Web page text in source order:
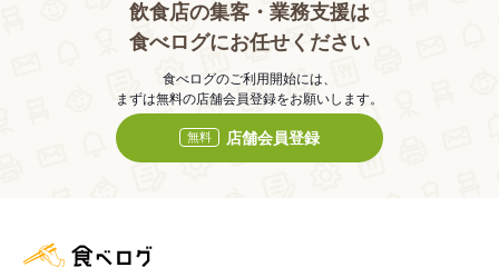
飲食店の集客・業務支援は
食べログにお任せください
食べログのご利用開始には、
まずは無料の店舗会員登録をお願いします。
無料 店舗会員登録